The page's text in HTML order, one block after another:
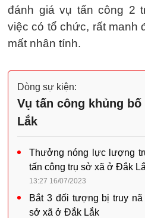
đánh giá vụ tấn công 2
việc có tổ chức, rất manh
mất nhân tính.
Dòng sự kiện:
Vụ tấn công khủng
Lắk
Thưởng nóng lực lượng
tấn công trụ sở xã ở Đắk
13:27 16/07/2023
Bắt 3 đối tượng bị truy
sở xã ở Đắk Lắk